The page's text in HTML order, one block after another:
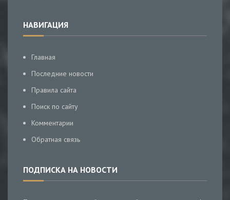
НАВИГАЦИЯ
Главная
Последние новости
Правила сайта
Поиск по сайту
Комментарии
Обратная связь
ПОДПИСКА НА НОВОСТИ